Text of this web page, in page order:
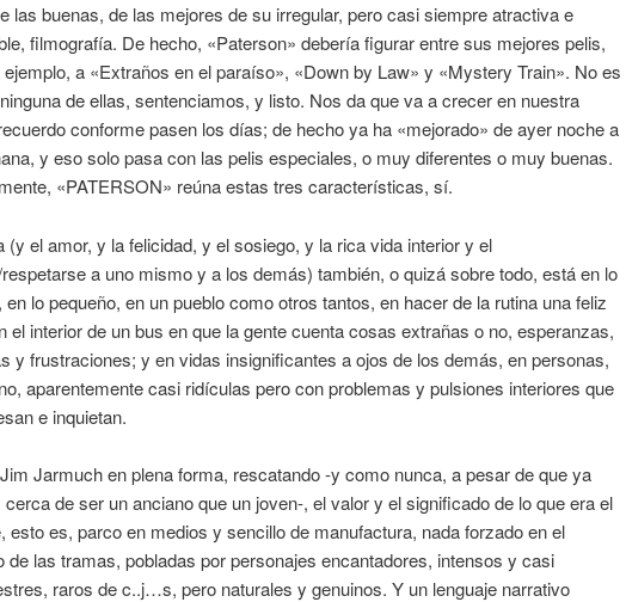
las buenas, de las mejores de su irregular, pero casi siempre atractiva e
filmografía. De hecho, «Paterson» debería figurar entre sus mejores pelis,
ejemplo, a «Extraños en el paraíso», «Down by Law» y «Mystery Train». No es
de ellas, sentenciamos, y listo. Nos da que va a crecer en nuestra
conforme pasen los días; de hecho ya ha «mejorado» de ayer noche a
y eso solo pasa con las pelis especiales, o muy diferentes o muy buenas.
«PATERSON» reúna estas tres características, sí.
(y el amor, y la felicidad, y el sosiego, y la rica vida interior y el
a uno mismo y a los demás) también, o quizá sobre todo, está en lo
en lo pequeño, en un pueblo como otros tantos, en hacer de la rutina una feliz
el interior de un bus en que la gente cuenta cosas extrañas o no, esperanzas,
y frustraciones; y en vidas insignificantes a ojos de los demás, en personas,
aparentemente casi ridículas pero con problemas y pulsiones interiores que
e inquietan.
Jarmuch en plena forma, rescatando -y como nunca, a pesar de que ya
de ser un anciano que un joven-, el valor y el significado de lo que era el
esto es, parco en medios y sencillo de manufactura, nada forzado en el
de las tramas, pobladas por personajes encantadores, intensos y casi
raros de c..j…s, pero naturales y genuinos. Y un lenguaje narrativo